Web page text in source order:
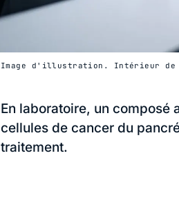
Image d'illustration. Intérieur de
En laboratoire, un composé
cellules de cancer du
traitement.